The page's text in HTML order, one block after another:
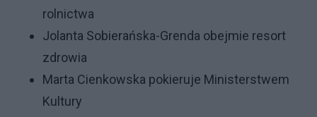
rolnictwa
Jolanta Sobierańska-Grenda obejmie resort
zdrowia
Marta Cienkowska pokieruje Ministerstwem
Kultury